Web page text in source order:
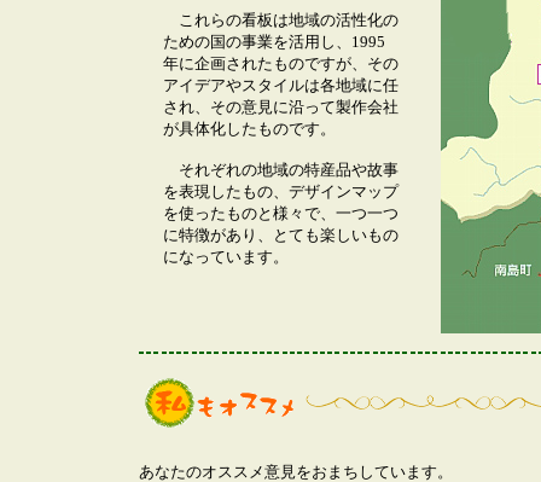
これらの看板は地域の活性化の
ための国の事業を活用し、1995
年に企画されたものですが、その
アイデアやスタイルは各地域に任
され、その意見に沿って製作会社
が具体化したものです。
それぞれの地域の特産品や故事
を表現したもの、デザインマップ
を使ったものと様々で、一つ一つ
に特徴があり、とても楽しいもの
になっています。
あなたのオススメ意見をおまちしています。